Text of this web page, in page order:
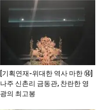
[기획연재-위대한 역사 마한 ⑭]
나주 신촌리 금동관, 찬란한 영
광의 최고봉